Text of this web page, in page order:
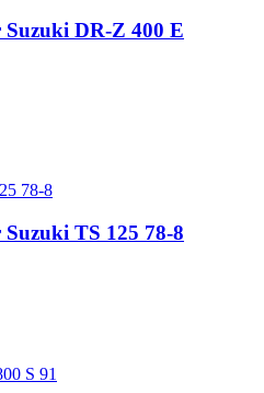
Suzuki DR-Z 400 E
TS 125 78-8